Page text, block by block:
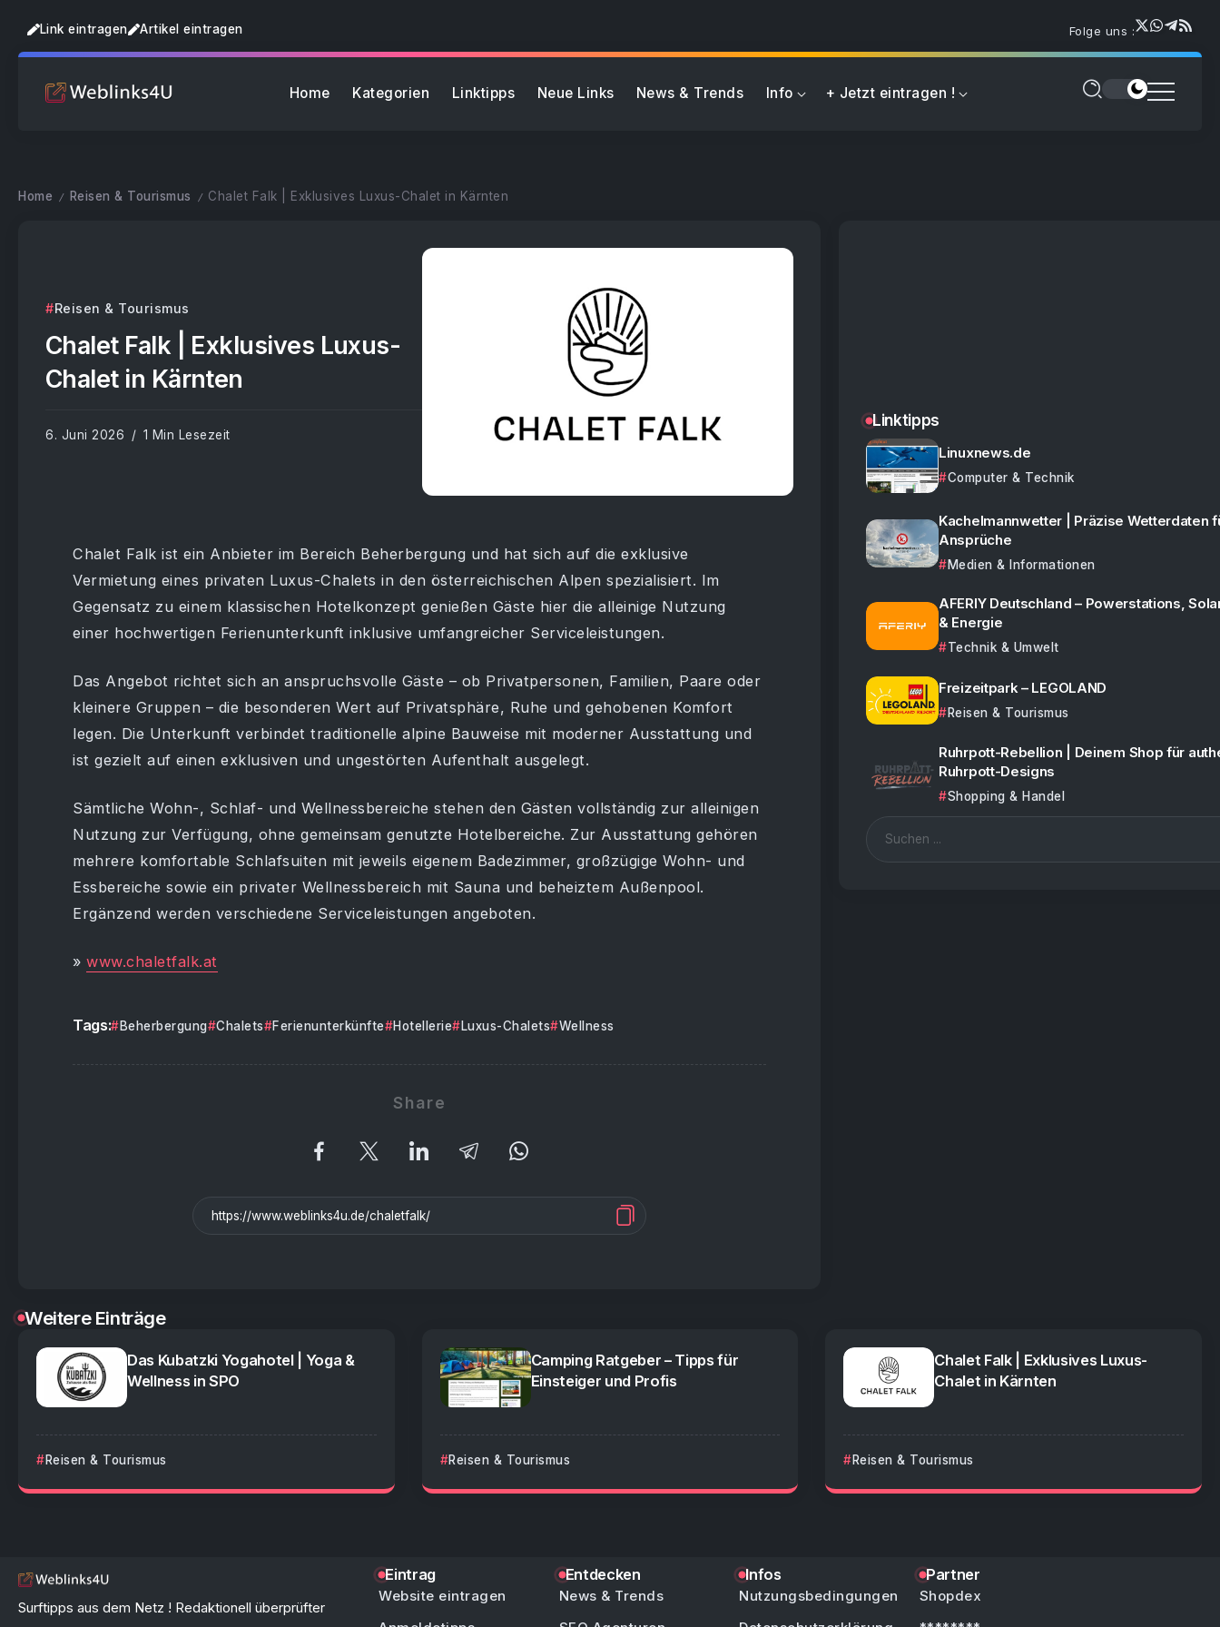
Link eintragen Artikel eintragen Folge uns :
Home Kategorien Linktipps Neue Links News & Trends Info + Jetzt eintragen !
Home / Reisen & Tourismus / Chalet Falk | Exklusives Luxus-Chalet in Kärnten
Reisen & Tourismus
Chalet Falk | Exklusives Luxus-
Chalet in Kärnten
6. Juni 2026 1 Min Lesezeit
Chalet Falk ist ein Anbieter im Bereich Beherbergung und hat sich auf die exklusive
Vermietung eines privaten Luxus-Chalets in den österreichischen Alpen spezialisiert. Im
Gegensatz zu einem klassischen Hotelkonzept genießen Gäste hier die alleinige Nutzung
einer hochwertigen Ferienunterkunft inklusive umfangreicher Serviceleistungen.
Das Angebot richtet sich an anspruchsvolle Gäste – ob Privatpersonen, Familien, Paare oder
kleinere Gruppen – die besonderen Wert auf Privatsphäre, Ruhe und gehobenen Komfort
legen. Die Unterkunft verbindet traditionelle alpine Bauweise mit moderner Ausstattung und
ist gezielt auf einen exklusiven und ungestörten Aufenthalt ausgelegt.
Sämtliche Wohn-, Schlaf- und Wellnessbereiche stehen den Gästen vollständig zur alleinigen
Nutzung zur Verfügung, ohne gemeinsam genutzte Hotelbereiche. Zur Ausstattung gehören
mehrere komfortable Schlafsuiten mit jeweils eigenem Badezimmer, großzügige Wohn- und
Essbereiche sowie ein privater Wellnessbereich mit Sauna und beheiztem Außenpool.
Ergänzend werden verschiedene Serviceleistungen angeboten.
» www.chaletfalk.at
Tags: Beherbergung Chalets Ferienunterkünfte Hotellerie Luxus-Chalets Wellness
Share
Linktipps
Linuxnews.de
Computer & Technik
Kachelmannwetter | Präzise Wetterdaten
Ansprüche
Medien & Informationen
AFERIY Deutschland – Powerstations,
& Energie
Technik & Umwelt
Freizeitpark – LEGOLAND
Reisen & Tourismus
Ruhrpott-Rebellion | Deinem Shop für
Ruhrpott-Designs
Shopping & Handel
Weitere Einträge
Das Kubatzki Yogahotel | Yoga &
Wellness in SPO
Reisen & Tourismus
Camping Ratgeber – Tipps für
Einsteiger und Profis
Reisen & Tourismus
Chalet Falk | Exklusives Luxus-
Chalet in Kärnten
Reisen & Tourismus
Surftipps aus dem Netz ! Redaktionell überprüfter
Eintrag
Website eintragen
Entdecken
News & Trends
Infos
Nutzungsbedingungen
Partner
Shopdex